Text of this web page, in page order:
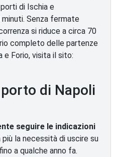
di Ischia e
Senza fermate
si riduce a circa 70
completo delle partenze
e Forio, visita il sito:
di Napoli
seguire le indicazioni
più la necessità di uscire su
a qualche anno fa.